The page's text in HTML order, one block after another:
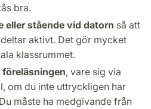
bra.
eller stående vid datorn så att
aktivt. Det gör mycket
klassrummet.
föreläsningen, vare sig via
om du inte uttryckligen har
måste ha medgivande från